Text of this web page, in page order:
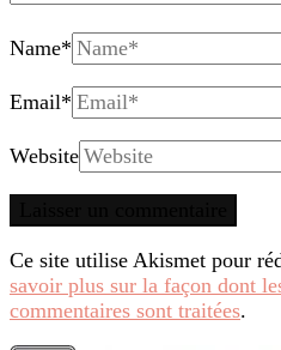
Name*
Email*
Website
Ce site utilise Akismet pour
savoir plus sur la façon dont
commentaires sont traitées.